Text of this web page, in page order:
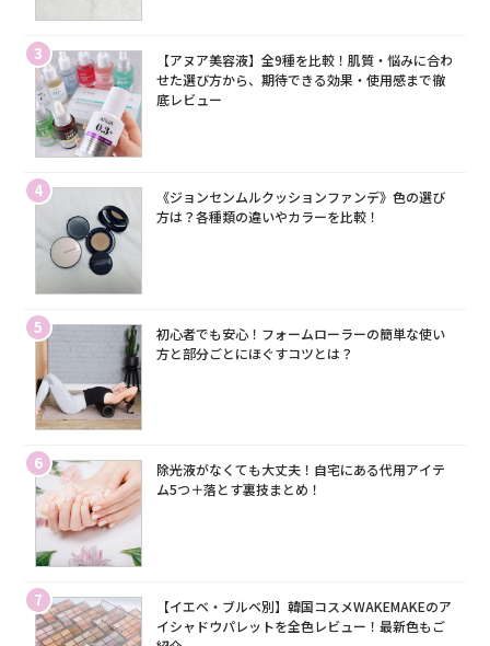
3
【アヌア美容液】全9種を比較！肌質・悩みに合わ
せた選び方から、期待できる効果・使用感まで徹
底レビュー
4
《ジョンセンムルクッションファンデ》色の選び
方は？各種類の違いやカラーを比較！
5
初心者でも安心！フォームローラーの簡単な使い
方と部分ごとにほぐすコツとは？
6
除光液がなくても大丈夫！自宅にある代用アイテ
ム5つ＋落とす裏技まとめ！
7
【イエベ・ブルベ別】韓国コスメWAKEMAKEのア
イシャドウパレットを全色レビュー！最新色もご